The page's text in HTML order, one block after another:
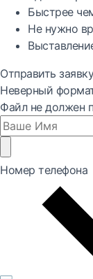
Быстрее
Не нужно
Отправить заявку
Неверный
Файл не должен
Номер телефона